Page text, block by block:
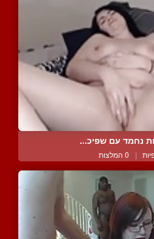
נחמד עם שפיכ...
| 0 המלצות